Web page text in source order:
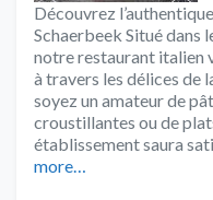
Découvrez
Schaerbeek Situé dans
notre restaurant italien
à travers les délices de
soyez un amateur de
croustillantes ou de
établissement saura
more…